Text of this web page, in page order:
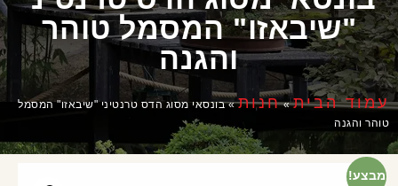
"שיבאזו" המסמל טוהר
והגנה
עמוד הבית»חנות»בונסאי מסוג הדס טרנטיני "שיבאזו" המסמל
טוהר והגנה
מבצע!